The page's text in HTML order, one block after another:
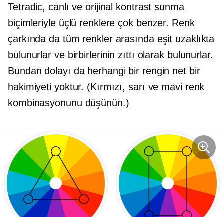
Tetradic, canlı ve orijinal kontrast sunma
biçimleriyle üçlü renklere çok benzer. Renk
çarkında da tüm renkler arasında eşit uzaklıkta
bulunurlar ve birbirlerinin zıttı olarak bulunurlar.
Bundan dolayı da herhangi bir rengin net bir
hakimiyeti yoktur. (Kırmızı, sarı ve mavi renk
kombinasyonunu düşünün.)